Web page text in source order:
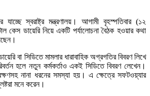
স্বরাষ্ট্র মন্ত্রণালয়। আগামী বৃহস্পতিবার (১২
কেস ডায়েরি নিয়ে একটি পর্যালোচনা বৈঠক হওয়ার কথা
বা সিডিতে মামলার ধারাবাহিক অগ্রগতির বিবরণ লিখে
হলে নতুন কর্মকর্তাও একই সিডিতে বিবরণ লেখেন।
নানা ধরনের সমস্যা হয়। এ ক্ষেত্রে সফটওয়্যার
মনে করেন।